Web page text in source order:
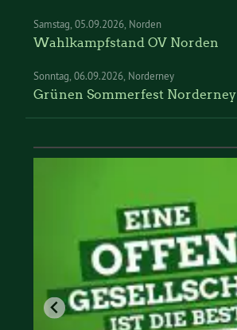
Samstag 05.09.2026 Norden
Wahlkampfstand OV Norden
Sonntag 06.09.2026 Norderney
Grünen Sommerfest Norderney